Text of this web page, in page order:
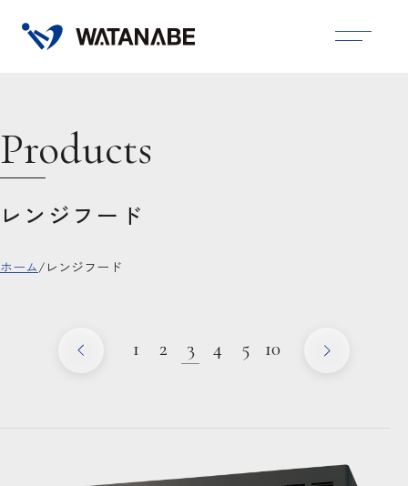
Products
レンジフード
ホーム/ レンジフード
1 2 3 4 5 10